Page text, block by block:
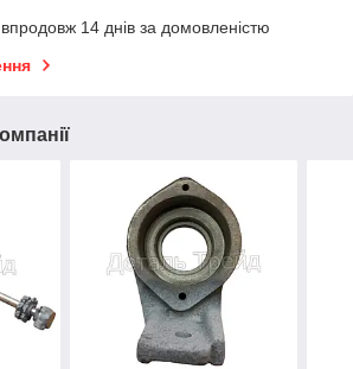
14 днів за домовленістю